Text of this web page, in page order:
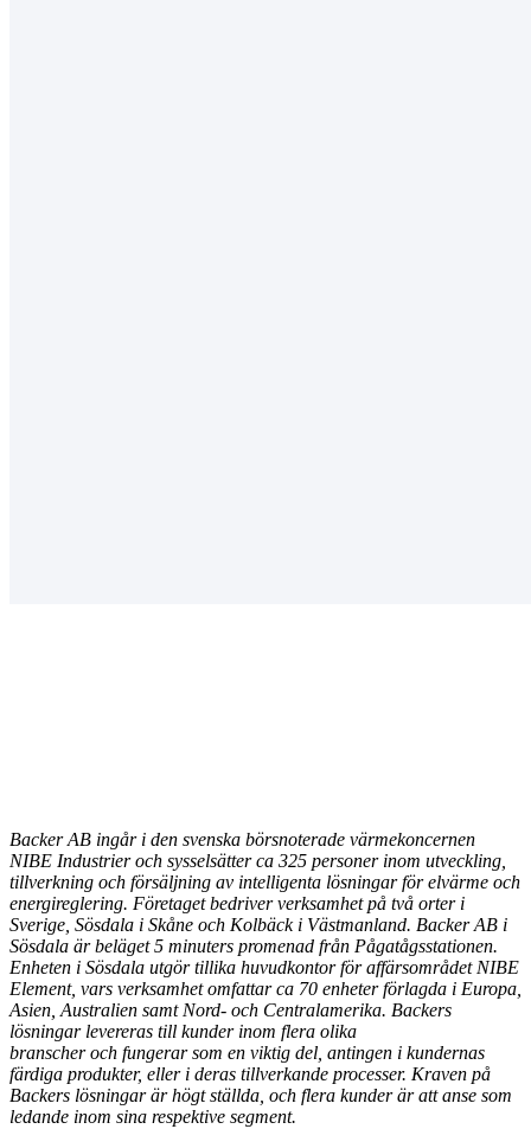
Backer AB ingår i den svenska börsnoterade värmekoncernen
NIBE Industrier och sysselsätter ca 325 personer inom utveckling,
tillverkning och försäljning av intelligenta lösningar för elvärme och
energireglering. Företaget bedriver verksamhet på två orter i
Sverige, Sösdala i Skåne och Kolbäck i Västmanland. Backer AB i
Sösdala är beläget 5 minuters promenad från Pågatågsstationen.
Enheten i Sösdala utgör tillika huvudkontor för affärsområdet NIBE
Element, vars verksamhet omfattar ca 70 enheter förlagda i Europa,
Asien, Australien samt Nord- och Centralamerika. Backers
lösningar levereras till kunder inom flera olika
branscher och fungerar som en viktig del, antingen i kundernas
färdiga produkter, eller i deras tillverkande processer. Kraven på
Backers lösningar är högt ställda, och flera kunder är att anse som
ledande inom sina respektive segment.